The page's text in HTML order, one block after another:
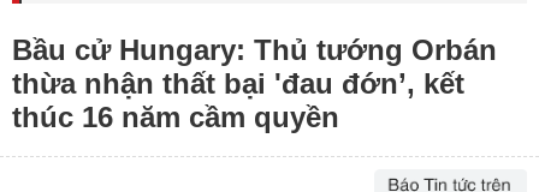
Bầu cử Hungary: Thủ tướng Orbán
thừa nhận thất bại 'đau đớn’, kết
thúc 16 năm cầm quyền